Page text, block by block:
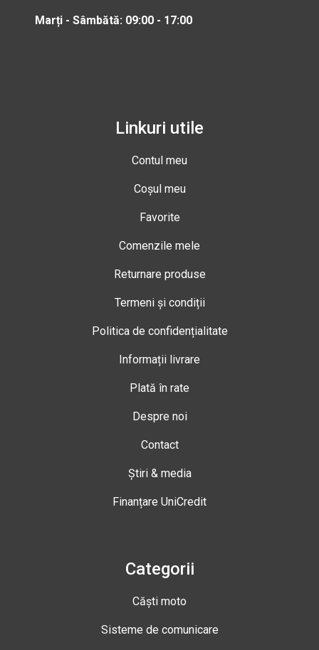
Marți - Sâmbătă: 09:00 - 17:00
Linkuri utile
Contul meu
Coșul meu
Favorite
Comenzile mele
Returnare produse
Termeni și condiții
Politica de confidențialitate
Informații livrare
Plată în rate
Despre noi
Contact
Știri & media
Finanțare UniCredit
Categorii
Căști moto
Sisteme de comunicare